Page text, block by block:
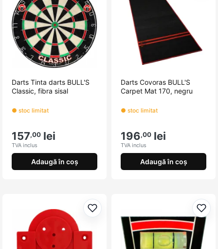
Darts Tinta darts BULL'S
Classic, fibra sisal
● stoc limitat
157,00 lei
TVA inclus
Adaugă în coș
Darts Covoras BULL'S
Carpet Mat 170, negru
● stoc limitat
196,00 lei
TVA inclus
Adaugă în coș
Adaugă la favorite